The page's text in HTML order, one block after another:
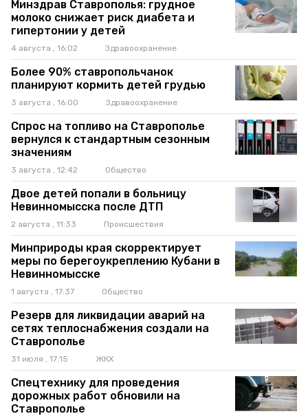
Минздрав Ставрополья: грудное
молоко снижает риск диабета и
гипертонии у детей
4 августа , 16:02 Здравоохранение
Более 90% ставропольчанок
планируют кормить детей грудью
3 августа , 16:00 Здравоохранение
Спрос на топливо на Ставрополье
вернулся к стандартным сезонным
значениям
3 августа , 12:42 Общество
Двое детей попали в больницу
Невинномысска после ДТП
2 августа , 11:33 Происшествия
Минприроды края скорректирует
меры по берегоукреплению Кубани в
Невинномысске
1 августа , 17:37 Общество
Резерв для ликвидации аварий на
сетях теплоснабжения создали на
Ставрополье
31 июля , 17:15 ЖКХ
Спецтехнику для проведения
дорожных работ обновили на
Ставрополье